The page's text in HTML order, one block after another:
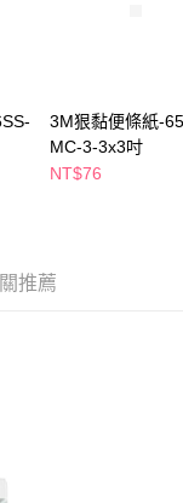
，需透過AFTEE先享
顯示為準，若有關於
後付」服務完成之交
戶狀況，依本公司即
本公司將視審查結果
3M狠黏便條紙-
MC-3-3x3吋
NT$76
推薦